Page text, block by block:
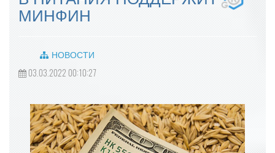
МИНФИН
НОВОСТИ
03.03.2022 00:10:27